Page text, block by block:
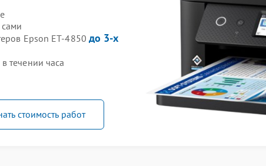
Epson ET-4850 до 3-х
течении часа
стоимость работ